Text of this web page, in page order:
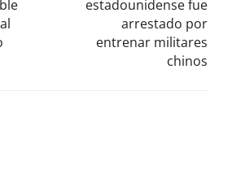
estadounidense fue
arrestado por
entrenar militares
chinos